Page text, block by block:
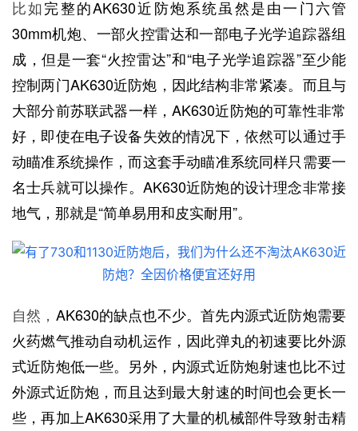
比如完整的AK630近防炮系统虽然是由一门六管
30mm机炮、一部火控雷达和一部电子光学追踪器组
成，但是一套“火控雷达”和“电子光学追踪器”至少能
控制两门AK630近防炮，因此结构非常紧凑。而且与
大部分前苏联武器一样，AK630近防炮的可靠性非常
好，即使在电子设备失效的情况下，依然可以通过手
动瞄准系统操作，而这套手动瞄准系统同样只需要一
名士兵就可以操作。AK630近防炮的设计理念非常接
地气，那就是“简单易用和皮实耐用”。
自然， AK630的缺点也不少。首先内源式近防炮需要
火药燃气推动自动机运作，因此弹丸的初速要比外源
式近防炮低一些。另外，内源式近防炮射速也比不过
外源式近防炮，而且达到最大射速的时间也会更长一
些，再加上AK630采用了大量的机械部件导致射击精